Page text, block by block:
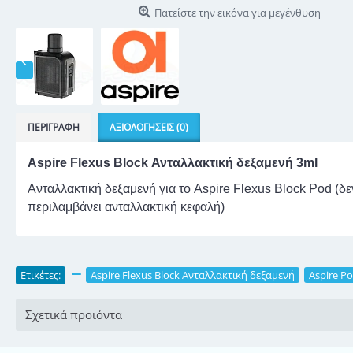
Πατείστε την εικόνα για μεγένθυση
ΠΕΡΙΓΡΑΦΉ ΑΞΙΟΛΟΓΉΣΕΙΣ (0)
Aspire Flexus Block Ανταλλακτική δεξαμενή 3ml
Ανταλλακτική δεξαμενή για το Aspire Flexus Block Pod
περιλαμβάνει ανταλλακτική κεφαλή)
Ετικέτες: Aspire Flexus Block Ανταλλακτική δεξαμενή Aspire
Σχετικά προιόντα